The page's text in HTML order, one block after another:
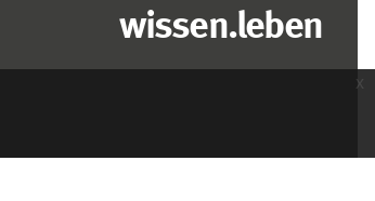
x
wissen.leben